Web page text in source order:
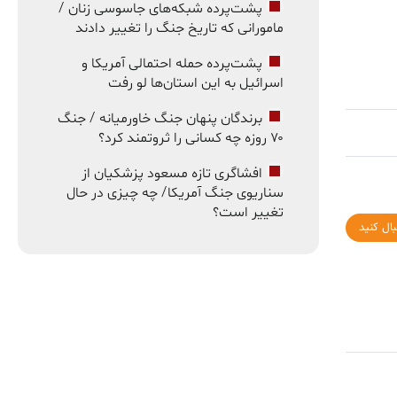
کنید
پشت‌پرده شبکه‌های جاسوسی زنان /
مامورانی که تاریخ جنگ را تغییر دادند
پشت‌پرده حمله احتمالی آمریکا و
اسرائیل به این استان‌ها لو رفت
برندگان پنهان جنگ خاورمیانه / جنگ
۷۰ روزه چه کسانی را ثروتمند کرد؟
افشاگری تازه مسعود پزشکیان از
سناریوی جنگ آمریکا/ چه چیزی در حال
تغییر است؟